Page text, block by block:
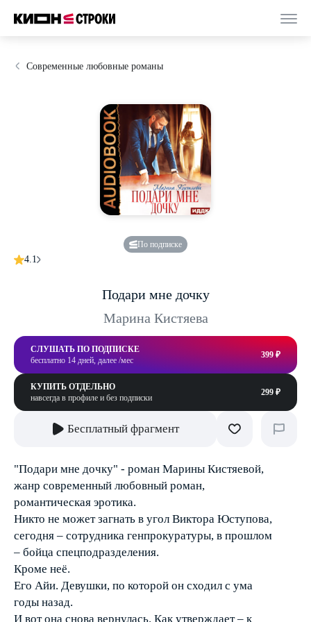
Современные любовные романы
По подписке
4.1
Подари мне дочку
Марина Кистяева
СЛУШАТЬ ПО ПОДПИСКЕ
бесплатно 14 дней, далее /мес
399 ₽
КУПИТЬ ОТДЕЛЬНО
навсегда в профиле и без подписки
299 ₽
Бесплатный фрагмент
"Подари мне дочку" - роман Марины Кистяевой,
жанр современный любовный роман,
романтическая эротика.
Никто не может загнать в угол Виктора Юступова,
сегодня – сотрудника генпрокуратуры, в прошлом
– бойца спецподразделения.
Кроме неё.
Его Айи. Девушки, по которой он сходил с ума
годы назад.
И вот она снова вернулась. Как утверждает – к